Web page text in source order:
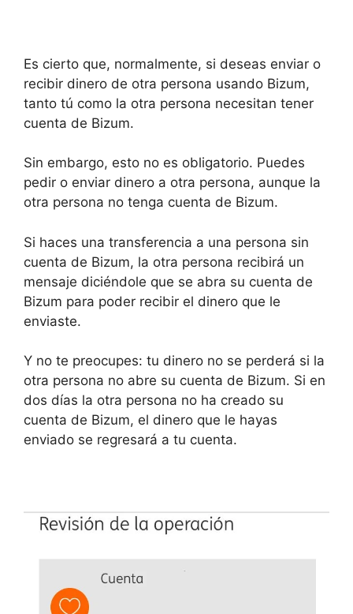
Es cierto que, normalmente, si deseas enviar o
recibir dinero de otra persona usando Bizum,
tanto tú como la otra persona necesitan tener
cuenta de Bizum.
Sin embargo, esto no es obligatorio. Puedes
pedir o enviar dinero a otra persona, aunque la
otra persona no tenga cuenta de Bizum.
Si haces una transferencia a una persona sin
cuenta de Bizum, la otra persona recibirá un
mensaje diciéndole que se abra su cuenta de
Bizum para poder recibir el dinero que le
enviaste.
Y no te preocupes: tu dinero no se perderá si la
otra persona no abre su cuenta de Bizum. Si en
dos días la otra persona no ha creado su
cuenta de Bizum, el dinero que le hayas
enviado se regresará a tu cuenta.